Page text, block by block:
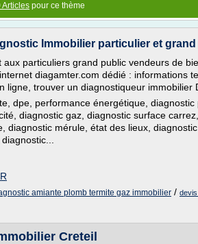
Articles pour ce thème
Immobilier particulier et
aux particuliers grand public vendeurs de
diagamter.com dédié : informations
ligne, trouver un diagnostiqueur immobilier
dpe, performance énergétique, diagnostic
diagnostic gaz, diagnostic surface
diagnostic mérule, état des lieux, diagnostic
amiante plomb termite gaz immobilier /
Creteil